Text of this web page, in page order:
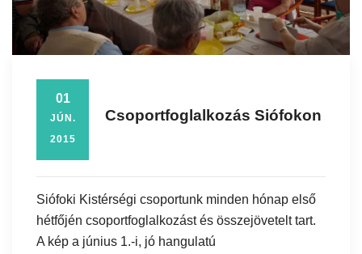
01
JÚN.
2015
Csoportfoglalkozás Siófokon
Siófoki Kistérségi csoportunk minden hónap első
hétfőjén csoportfoglalkozást és összejövetelt tart.
A kép a június 1.-i, jó hangulatú